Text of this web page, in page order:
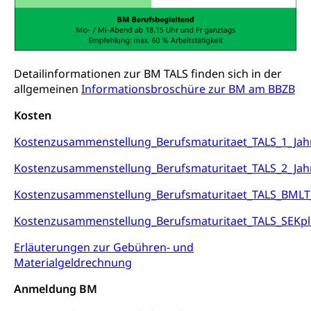
Detailinformationen zur BM TALS finden sich in der
allgemeinen Informationsbroschüre zur BM am BBZB
Kosten
Erläuterungen zur Gebühren- und
Materialgeldrechnung
Anmeldung BM
Luzern)
Kranken- und Unfallversicherung
Trinkwasser
Lebensmittel
Gesundheitsvorsorge, Wellness, Unfallverhütung,
Tabakprävention, Primärprävention,
Sekundärprävention, Tertiärprävention
Kantonales Tabakpräventionsprogramm
Suchtprävention
Gesundheitsversorgung
Soziale Sicherheit
Sozialversicherungen, Sozialpolitik,
Arbeitslosenversicherung,
Mutterschaftsversicherung, Krankenversicherung,
Unfallversicherung, Invalidenversicherung,
Sozialhilfe
Kranken- und Unfallversicherung
Krankenversicherung (WAS Luzern)
Sucht und Drogen
Drogenabhängigkeit, Drogensucht,
Medikamentenabhängigkeit,
Arzneimittelabhängigkeit, Suchtkrankheit,
Drogenabhängige, Drogensüchtige,
Betäubungsmittel, Suchtmittel, Psychopharmaka